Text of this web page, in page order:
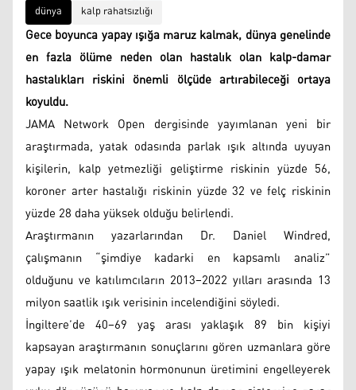
dünya kalp rahatsızlığı
Gece boyunca yapay ışığa maruz kalmak, dünya genelinde
en fazla ölüme neden olan hastalık olan kalp-damar
hastalıkları riskini önemli ölçüde artırabileceği ortaya
koyuldu.
JAMA Network Open dergisinde yayımlanan yeni bir
araştırmada, yatak odasında parlak ışık altında uyuyan
kişilerin, kalp yetmezliği geliştirme riskinin yüzde 56,
koroner arter hastalığı riskinin yüzde 32 ve felç riskinin
yüzde 28 daha yüksek olduğu belirlendi.
Araştırmanın yazarlarından Dr. Daniel Windred,
çalışmanın “şimdiye kadarki en kapsamlı analiz”
olduğunu ve katılımcıların 2013–2022 yılları arasında 13
milyon saatlik ışık verisinin incelendiğini söyledi.
İngiltere’de 40–69 yaş arası yaklaşık 89 bin kişiyi
kapsayan araştırmanın sonuçlarını gören uzmanlara göre
yapay ışık melatonin hormonunun üretimini engelleyerek